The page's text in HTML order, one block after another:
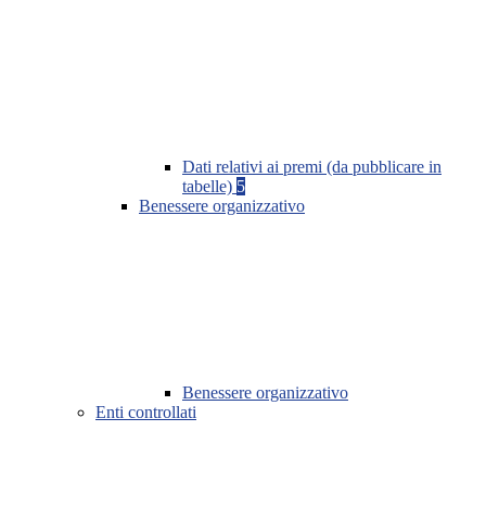
Dati relativi ai premi (da pubblicare in
tabelle) 5
Benessere organizzativo
Benessere organizzativo
Enti controllati